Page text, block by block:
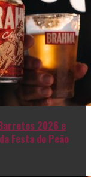
2026 e
Festa do Peão